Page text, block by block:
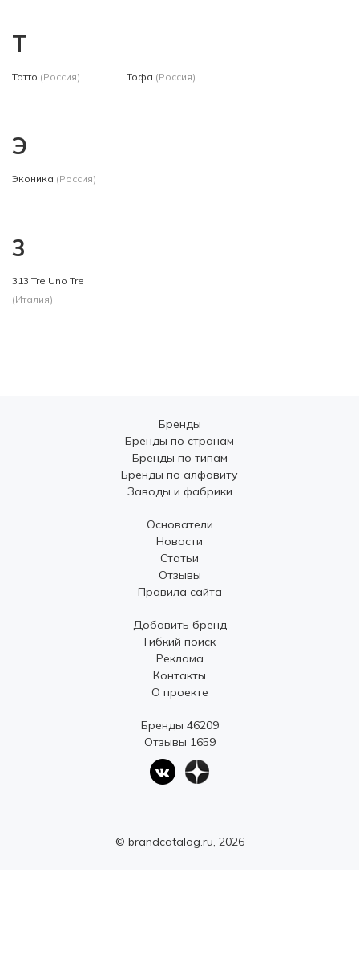
Т
Тотто (Россия) Тофа (Россия)
Э
Эконика (Россия)
3
313 Tre Uno Tre
(Италия)
Бренды
Бренды по странам
Бренды по типам
Бренды по алфавиту
Заводы и фабрики
Основатели
Новости
Статьи
Отзывы
Правила сайта
Добавить бренд
Гибкий поиск
Реклама
Контакты
О проекте
Бренды 46209
Отзывы 1659
© brandcatalog.ru, 2026